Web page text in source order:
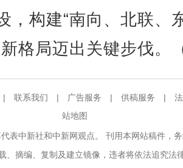
，构建“南向、北联、
格局迈出关键步伐。
| 联系我们 | 广告服务 | 供稿服务 |
站地图
表中新社和中新网观点。 刊用本网站稿件，
、摘编、复制及建立镜像，违者将依法追究法